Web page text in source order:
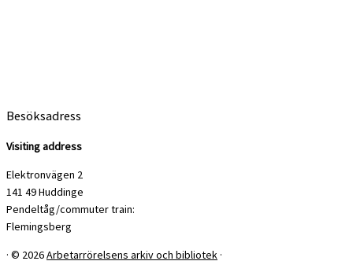
Besöksadress
Visiting address
Elektronvägen 2
141 49 Huddinge
Pendeltåg/commuter train:
Flemingsberg
· © 2026Arbetarrörelsens arkiv och bibliotek ·